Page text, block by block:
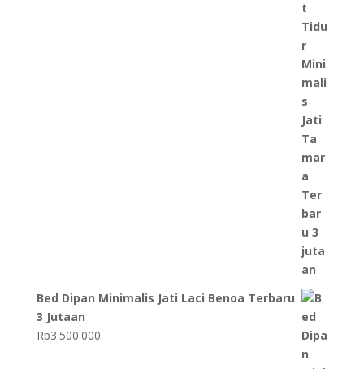
Bed Dipan Minimalis Jati Laci Benoa Terbaru
3 Jutaan
Rp3.500.000